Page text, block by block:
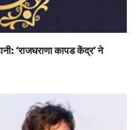
‘राजघराणा कापड केंद्र’ ने